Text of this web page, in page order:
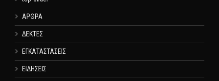
ΑΡΘΡΑ
ΔΕΚΤΕΣ
ΕΓΚΑΤΑΣΤΑΣΕΙΣ
ΕΙΔΗΣΕΙΣ